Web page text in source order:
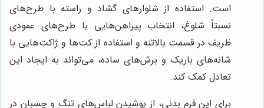
است. استفاده از شلوارهای گشاد و راسته با طرح‌های
نسبتاً شلوغ، انتخاب پیراهن‌هایی با طرح‌های عمودی
ظریف در قسمت بالاتنه و استفاده از کت‌ها و ژاکت‌هایی با
شانه‌های باریک و برش‌های ساده، می‌تواند به ایجاد این
تعادل کمک کند.
برای این فرم بدنی، از پوشیدن لباس‌های تنگ و چسبان در